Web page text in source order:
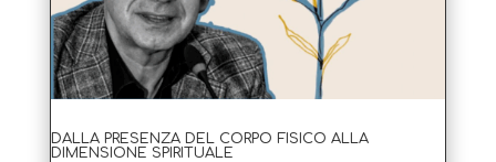
DALLA PRESENZA DEL CORPO FISICO ALLA
DIMENSIONE SPIRITUALE